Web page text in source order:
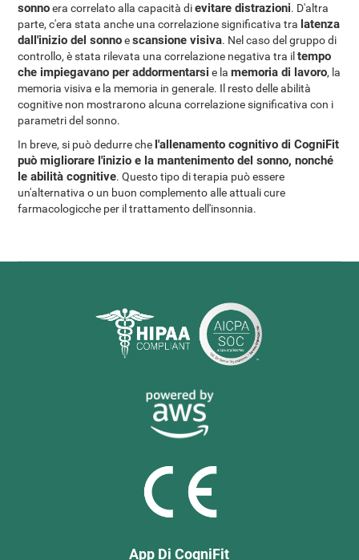
sonnoera correlato alla capacità dievitare distrazioni. D'altra
parte, c'era stata anche una correlazione significativa tra latenza
dall'inizio del sonnoescansione visiva. Nel caso del gruppo di
controllo, è stata rilevata una correlazione negativa tra iltempo
che impiegavano per addormentarsi e lamemoria di lavoro, la
memoria visiva e la memoria in generale. Il resto delle abilità
cognitive non mostrarono alcuna correlazione significativa con i
parametri del sonno.
In breve, si può dedurre che l'allenamento cognitivo di CogniFit
può migliorare l'inizio e la mantenimento del sonno, nonché
le abilità cognitive. Questo tipo di terapia può essere
un'alternativa o un buon complemento alle attuali cure
farmacologicche per il trattamento dell'insonnia.
App Di CogniFit